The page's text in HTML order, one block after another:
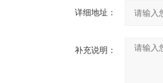
详细地址：
补充说明：